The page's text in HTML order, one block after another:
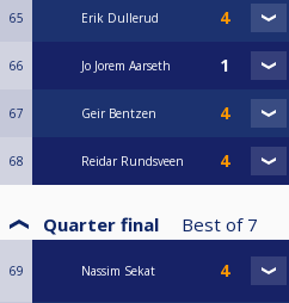
65 Erik Dullerud
66 Jo Jorem Aarseth
67 Geir Bentzen
68 Reidar Rundsveen
Quarter final Best of 7
69 Nassim Sekat